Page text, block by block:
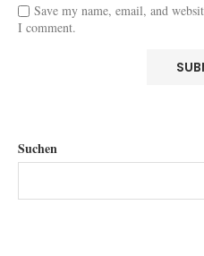
Save my name, email, and
I comment.
Suchen